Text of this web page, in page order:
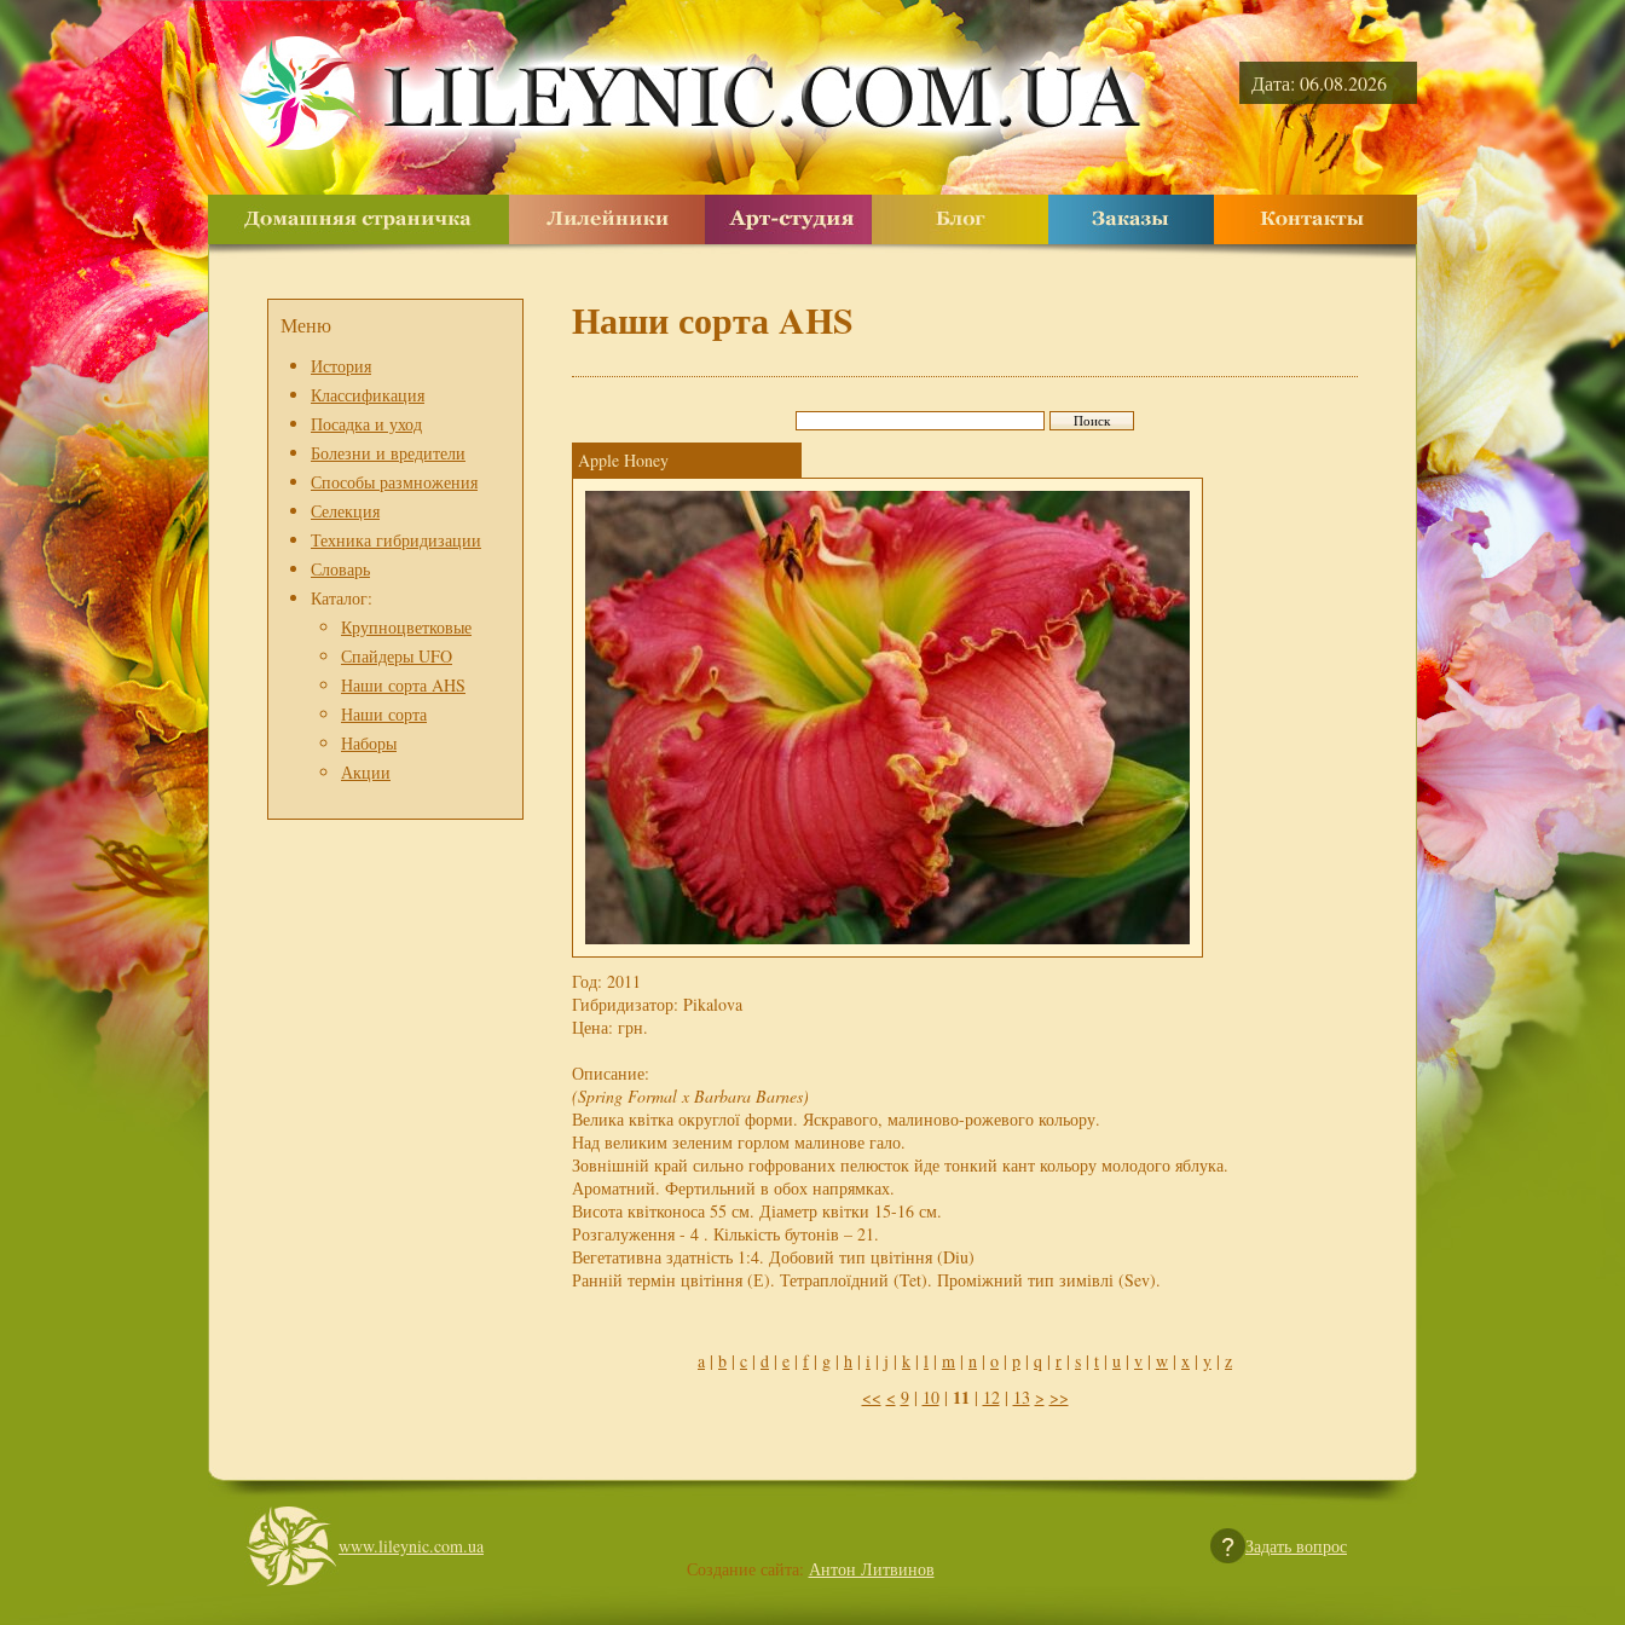
Дата: 06.08.2026
Меню
История
Классификация
Посадка и уход
Болезни и вредители
Способы размножения
Селекция
Техника гибридизации
Словарь
Каталог:
Крупноцветковые
Спайдеры UFO
Наши сорта AHS
Наши сорта
Наборы
Акции
Наши сорта AHS
Apple Honey
Год: 2011
Гибридизатор: Pikalova
Цена: грн.
Описание:
(Spring Formal x Barbara Barnes)
Велика квітка округлої форми. Яскравого, малиново-рожевого кольору.
Над великим зеленим горлом малинове гало.
Зовнішній край сильно гофрованих пелюсток йде тонкий кант кольору молодого яблука.
Ароматний. Фертильний в обох напрямках.
Висота квітконоса 55 см. Діаметр квітки 15-16 см.
Розгалуження - 4 . Кількість бутонів – 21.
Вегетативна здатність 1:4. Добовий тип цвітіння (Diu)
Ранній термін цвітіння (Е). Тетраплоїдний (Tet). Проміжний тип зимівлі (Sev).
a | b | c | d | e | f| g | h | i | j | k | l | m | n | o | p | q | r | s | t | u | v | w | x | y | z
<< < 9| 10| 11 | 12| 13 > >>
www.lileynic.com.ua
Создание сайта: Антон Литвинов
Задать вопрос